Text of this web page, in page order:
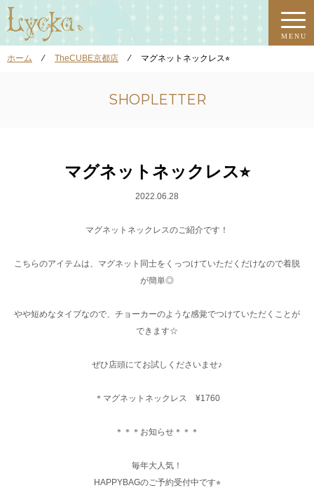
MENU
ホーム ⁄ TheCUBE京都店 ⁄ マグネットネックレス⭐︎
SHOPLETTER
マグネットネックレス⭐︎
2022.06.28
マグネットネックレスのご紹介です！
こちらのアイテムは、マグネット同士をくっつけていただくだけなので着脱
が簡単◎
やや短めなタイプなので、チョーカーのような感覚でつけていただくことが
できます☆
ぜひ店頭にてお試しくださいませ♪
＊マグネットネックレス ¥1760
＊＊＊お知らせ＊＊＊
毎年大人気！
HAPPYBAGのご予約受付中です⭐︎